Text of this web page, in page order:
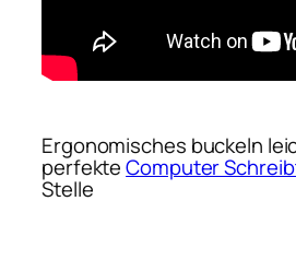
Ergonomisches buckeln
perfekteComputer
Stelle